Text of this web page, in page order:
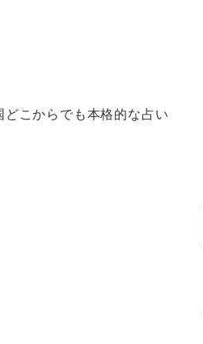
こからでも本格的な占い